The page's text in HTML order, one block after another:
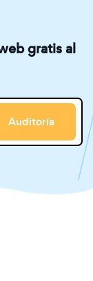
gratis al
Auditoría